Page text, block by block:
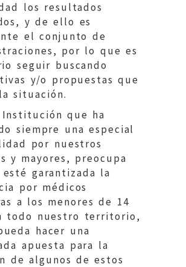
los resultados
y de ello es
el conjunto de
por lo que es
seguir buscando
y/o propuestas que
situación.
Institución que ha
siempre una especial
por nuestros
y mayores, preocupa
garantizada la
por médicos
a los menores de 14
todo nuestro territorio,
hacer una
apuesta para la
de algunos de estos